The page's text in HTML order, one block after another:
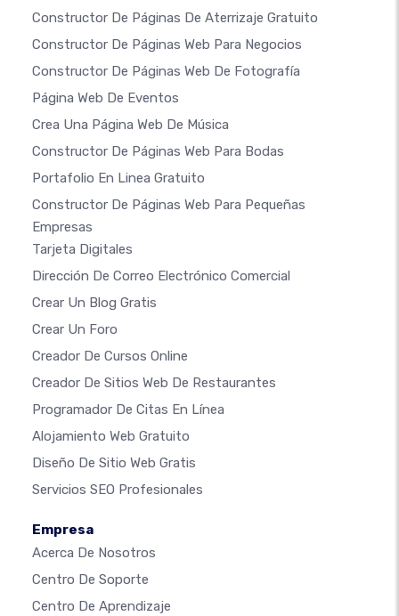
Constructor De Páginas De Aterrizaje Gratuito
Constructor De Páginas Web Para Negocios
Constructor De Páginas Web De Fotografía
Página Web De Eventos
Crea Una Página Web De Música
Constructor De Páginas Web Para Bodas
Portafolio En Linea Gratuito
Constructor De Páginas Web Para Pequeñas
Empresas
Tarjeta Digitales
Dirección De Correo Electrónico Comercial
Crear Un Blog Gratis
Crear Un Foro
Creador De Cursos Online
Creador De Sitios Web De Restaurantes
Programador De Citas En Línea
Alojamiento Web Gratuito
Diseño De Sitio Web Gratis
Servicios SEO Profesionales
Empresa
Acerca De Nosotros
Centro De Soporte
Centro De Aprendizaje